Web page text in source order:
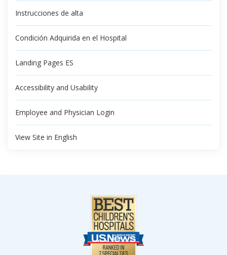
Instrucciones de alta
Condición Adquirida en el Hospital
Landing Pages ES
Accessibility and Usability
Employee and Physician Login
View Site in English